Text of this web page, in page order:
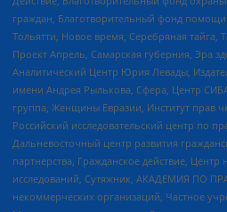
граждан, Благотворительный фонд
Тольятти, Новое время, Серебряная тайга,
Проект Апрель, Самарская губерния, Эра
Аналитический Центр Юрия Левады,
имени Андрея Рылькова, Сфера, Центр
группа, Женщины Евразии, Институт прав
Российский исследовательский центр по
Дальневосточный центр развития
партнерства, Гражданское действие,
исследований, Сутяжник, АКАДЕМИЯ ПО
некоммерческих организаций, Частное